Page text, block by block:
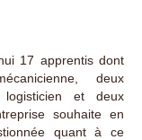
17 apprentis dont
deux
et deux
souhaite en
quant à ce